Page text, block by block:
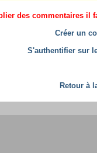
des commentaires il
Créer un
S'authentifier sur
Retour à